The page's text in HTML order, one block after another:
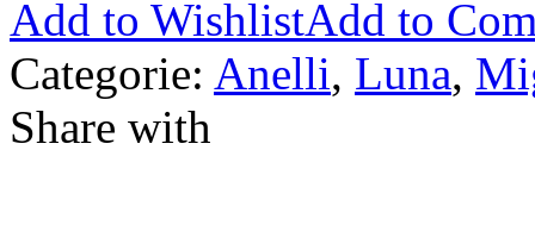
Add to WishlistAdd to
Categorie: Anelli, Luna,
Share with